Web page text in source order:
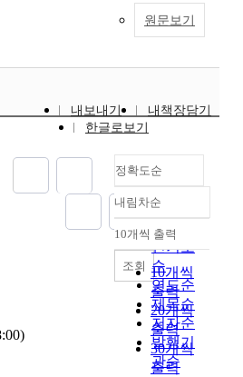
원문보기
내보내기
내책장담기
한글로보기
정확도순
정확도
순
인기도
순
연도순
제목순
저자순
발행기
관순
내림차순
내림차순
10개씩 출력
10개씩
출력
20개씩
출력
30개씩
출력
조회